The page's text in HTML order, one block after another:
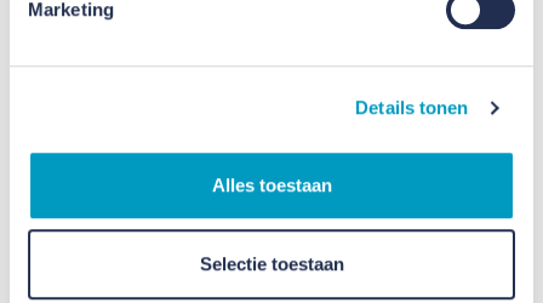
Marketing
Details tonen
Alles toestaan
Selectie toestaan